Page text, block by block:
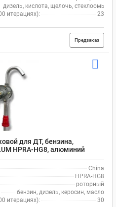
дизель, кислота, щелочь,
итерациях):
23
Предзаказ
для ДТ, бензина,
HPRA-HG8, алюминий
China
HPRA-HG8
роторный
бензин, дизель, керосин, масло
итерациях):
30